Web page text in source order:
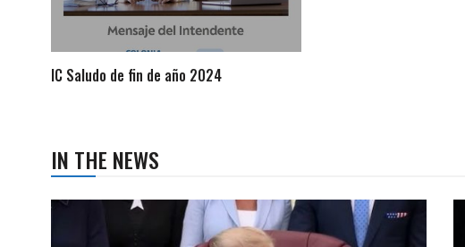
IC Saludo de fin de año 2024
IN THE NEWS